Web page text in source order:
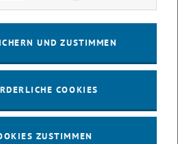
Bild
UND ZUSTIMMEN
COOKIES
ZUSTIMMEN